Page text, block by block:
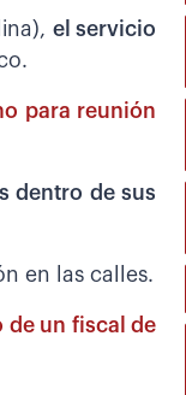
el servicio
para reunión
dentro de sus
en las calles.
de un fiscal de